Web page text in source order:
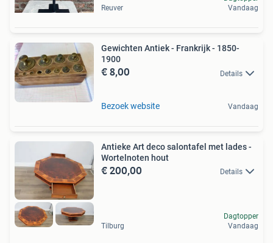
Reuver
Vandaag
Gewichten Antiek - Frankrijk - 1850-
1900
€ 8,00 Details
Bezoek website Vandaag
Antieke Art deco salontafel met lades -
Wortelnoten hout
€ 200,00 Details
Tilburg
Dagtopper
Vandaag